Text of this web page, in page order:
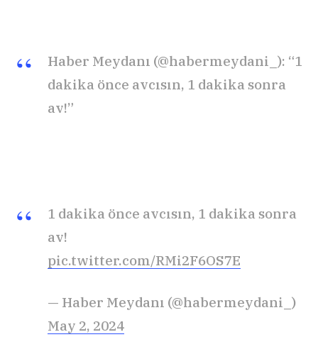
Haber Meydanı (@habermeydani_): “1
dakika önce avcısın, 1 dakika sonra
av!”
1 dakika önce avcısın, 1 dakika sonra
av!
pic.twitter.com/RMi2F6OS7E
— Haber Meydanı (@habermeydani_)
May 2, 2024